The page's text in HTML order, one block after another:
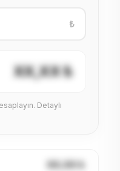
₺
XX,XX ₺
Detaylı
XX,XX ₺